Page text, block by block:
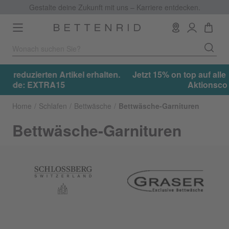
Gestalte deine Zukunft mit uns – Karriere entdecken.
Toggle
navigation
Jetzt 15% on top auf alle reduzierten Artikel erhalten.
Home Schlafen Bettwäsche Bettwäsche-Garnituren
Bettwäsche-Garnituren